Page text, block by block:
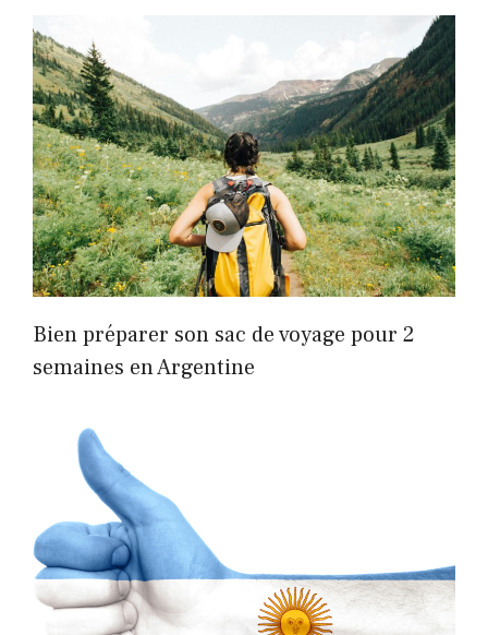
Bien préparer son sac de voyage pour 2
semaines en Argentine